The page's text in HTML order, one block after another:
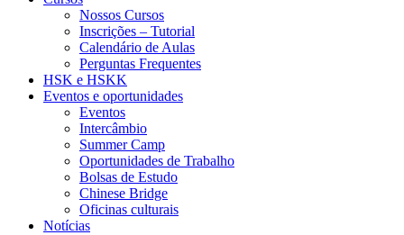
Nossos Cursos
Inscrições – Tutorial
Calendário de Aulas
Perguntas Frequentes
HSK e HSKK
Eventos e oportunidades
Eventos
Intercâmbio
Summer Camp
Oportunidades de Trabalho
Bolsas de Estudo
Chinese Bridge
Oficinas culturais
Notícias